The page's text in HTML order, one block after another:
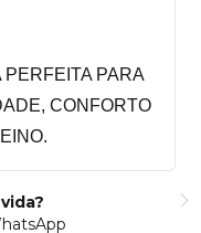
PARA
CONFORTO